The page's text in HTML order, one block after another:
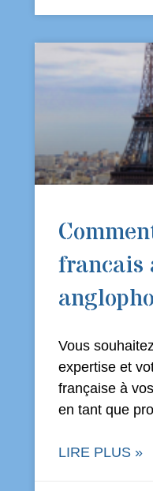
francais
Vous
expertise et
française à
en tant que
LIRE PLUS »